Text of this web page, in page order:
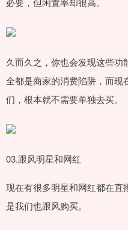
久而久之，你也会发现这些功
全都是商家的消费陷阱，而
们，根本就不需要单独去买。
03.跟风明星和网红
现在有很多明星和网红都在
是我们也跟风购买。